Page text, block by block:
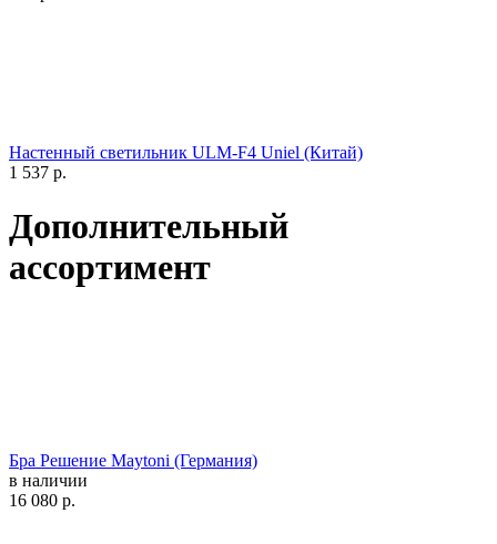
Настенный светильник ULM-F4 Uniel (Китай)
1 537 р.
Дополнительный
ассортимент
Бра Решение Maytoni (Германия)
в наличии
16 080 р.